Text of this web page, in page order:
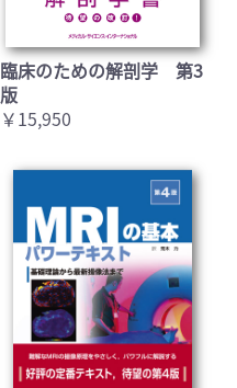
臨床のための解剖学 第3
版
￥15,950